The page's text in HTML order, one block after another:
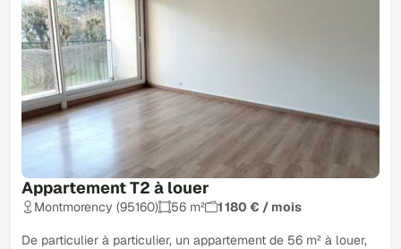
Appartement T2 à louer
Montmorency (95160) 56 m² 1 180 € / mois
De particulier à particulier, un appartement de 56 m² à louer,